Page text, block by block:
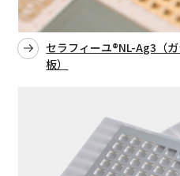
セラフィーユ®NL-Ag3（
板）